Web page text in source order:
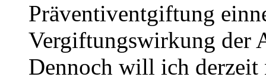
Präventiventgiftung
Vergiftungswirkung der
Dennoch will ich